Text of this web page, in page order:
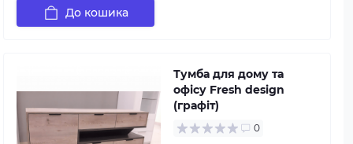
До кошика
Тумба для дому та
офісу Fresh design
(графіт)
0